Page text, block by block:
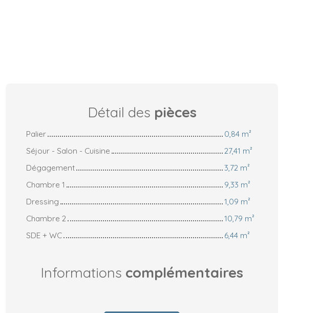
Détail des pièces
Palier
0,84 m²
Séjour - Salon - Cuisine
27,41 m²
Dégagement
3,72 m²
Chambre 1
9,33 m²
Dressing
1,09 m²
Chambre 2
10,79 m²
SDE + WC
6,44 m²
Informations complémentaires